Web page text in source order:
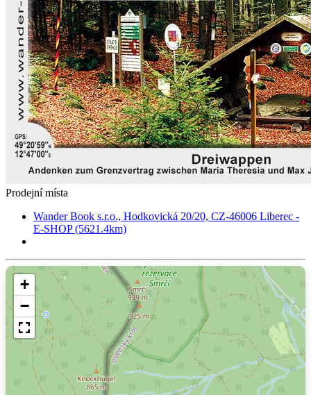
Prodejní místa
Wander Book s.r.o., Hodkovická 20/20, CZ-46006 Liberec -
E-SHOP (5621.4km)
+
−